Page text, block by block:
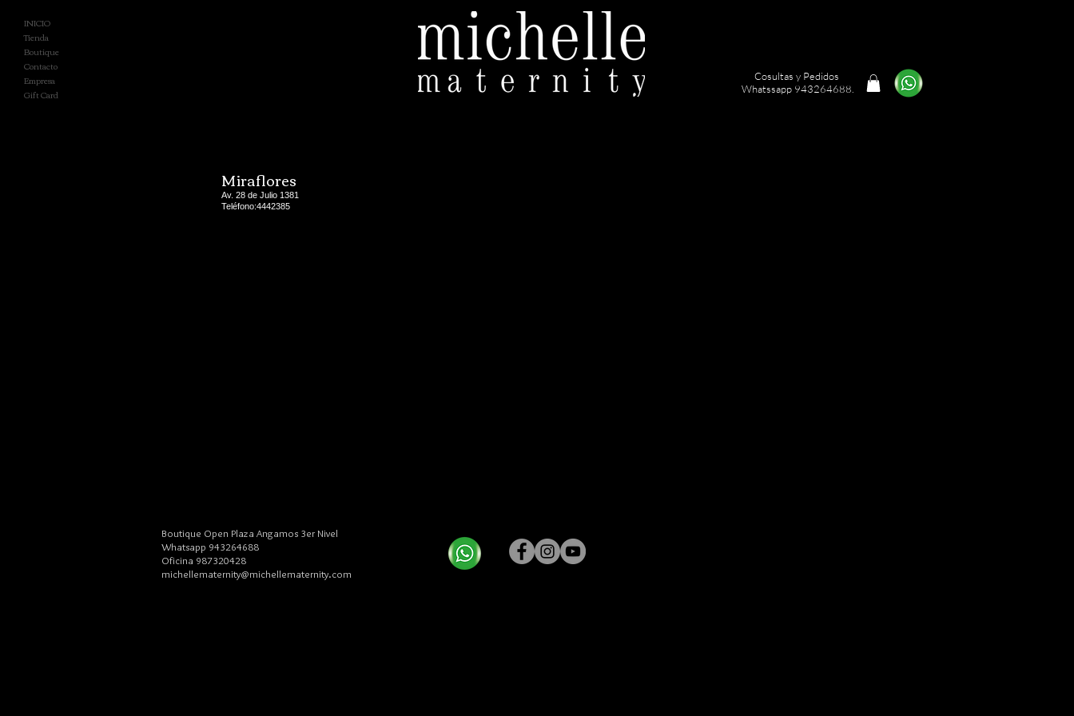
INICIO
Tienda
Boutique
Contacto
Empresa
Gift Card
Cosultas y Pedidos
Whatssapp 943264688.
Miraflores
Av. 28 de Julio 1381
Teléfono:4442385
Boutique Open Plaza Angamos 3er Nivel
Whatsapp 943264688
Oficina 987320428
michellematernity@michellematernity.com